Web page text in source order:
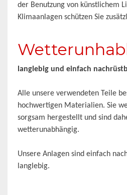
der Benutzung von künstlichem
Klimaanlagen schützen Sie
langlebig und einfach
Alle unsere verwendeten Teile
hochwertigen Materialien. Sie
sorgsam hergestellt und sind
wetterunabhängig.
Unsere Anlagen sind einfach
langlebig.